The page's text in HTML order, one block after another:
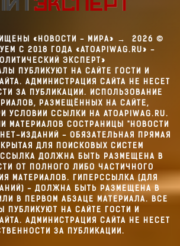
«НОВОСТИ - МИРА» → 2026 ©
С 2018 ГОДА «ATOAPIWAG.RU» -
ЭКСПЕРТ»
ПУБЛИКУЮТ НА САЙТЕ ГОСТИ И
АДМИНИСТРАЦИЯ САЙТА НЕ НЕСЕТ
ЗА ПУБЛИКАЦИИ. ИСПОЛЬЗОВАНИЕ
РАЗМЕЩЁННЫХ НА САЙТЕ,
УСЛОВИИ ССЫЛКИ НА ATOAPIWAG.RU.
МАТЕРИАЛОВ СОСТРАНИЦЫ "НОВОСТИ
ИЗДАНИЙ - ОБЯЗАТЕЛЬНАЯ ПРЯМАЯ
ДЛЯ ПОИСКОВЫХ СИСТЕМ
ССЫЛКА ДОЛЖНА БЫТЬ РАЗМЕЩЕНА В
ОТ ПОЛНОГО ЛИБО ЧАСТИЧНОГО
МАТЕРИАЛОВ. ГИПЕРССЫЛКА (ДЛЯ
- ДОЛЖНА БЫТЬ РАЗМЕЩЕНА В
В ПЕРВОМ АБЗАЦЕ МАТЕРИАЛА. ВСЕ
ПУБЛИКУЮТ НА САЙТЕ ГОСТИ И
АДМИНИСТРАЦИЯ САЙТА НЕ НЕСЕТ
ЗА ПУБЛИКАЦИИ.